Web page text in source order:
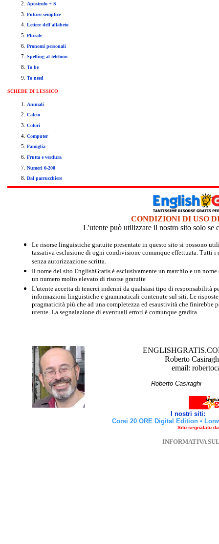
Apostrofo + S
Futuro semplice
Lettere dell'alfabeto
Plurale
Pronomi personali
Spelling al telefono
To be
To need
SCHEDE DI LESSICO
Animali
Calcio
Colori
Computer
Famiglia
Frutta e verdura
Numeri 0-200
Dal parrucchiere
CONDIZIONI DI USO
L'utente può utilizzare il nostro sito solo se
Le risorse linguistiche gratuite presentate in questo sito si possono
tassativa esclusione di ogni condivisione comunque effettuata. Tutti
senza autorizzazione scritta.
Il nome del sito EnglishGratis è esclusivamente un marchio e un
un numero molto elevato di risorse gratuite
L'utente accetta di tenerci indenni da qualsiasi tipo di responsabilità
informazioni linguistiche e grammaticali contenute sul siti. Le
pragmaticità più che ad una completezza ed esaustività che finirebbe
utente. La segnalazione di eventuali errori è comunque gradita.
Roberto
email:
Roberto
I nostri siti:
Corsi 20 ORE Digital Edition •
Sito segnalato
INFORMATIVA